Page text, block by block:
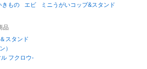
きもの エビ ミニうがいコップ&スタンド
品
スタンド
）
フクロウ-